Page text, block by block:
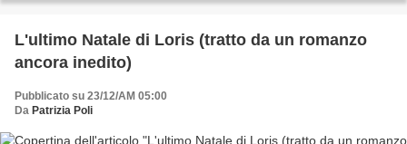
L'ultimo Natale di Loris (tratto da un romanzo
ancora inedito)
Pubblicato su 23/12/AM 05:00
Da Patrizia Poli